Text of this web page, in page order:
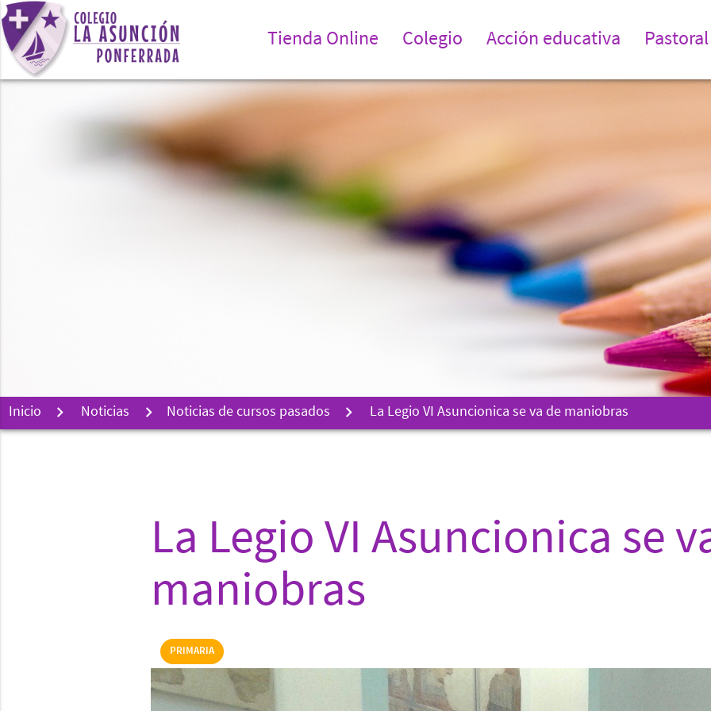
Tienda Online Colegio Acción educativa Pastoral
Inicio Noticias Noticias de cursos pasados La Legio VI Asuncionica se va de maniobras
La Legio VI Asuncionica se
maniobras
PRIMARIA